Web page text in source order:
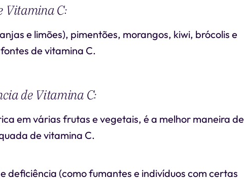
Vitamina C:
e limões), pimentões, morangos, kiwi, brócolis e
de vitamina C.
de Vitamina C:
em várias frutas e vegetais, é a melhor maneira de
de vitamina C.
deficiência (como fumantes e indivíduos com certas